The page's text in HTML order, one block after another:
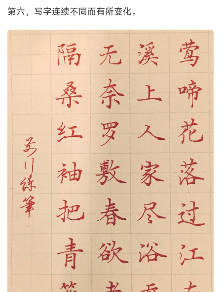
第六，写字连续不同而有所变化。